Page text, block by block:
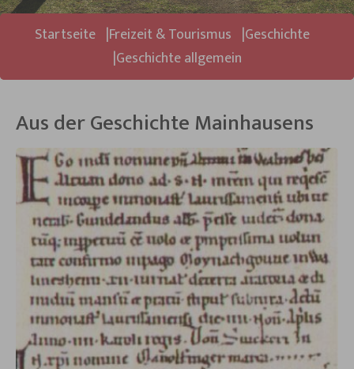
Sie sind hier:
Startseite Freizeit & Tourismus
Geschichte
Geschichte allgemein
Aus der Geschichte Mainhausens